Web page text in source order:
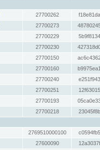
27700262
27700273
27700229
27700230
27700150
27700160
27700240
27700251
27700193
27700218
2769510000100
27600090